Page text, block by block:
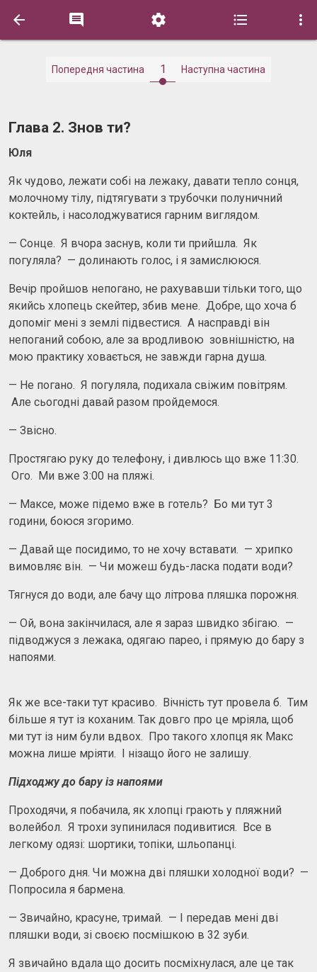
    
Попередня частина 1 Наступна частина
Глава 2. Знов ти?
Юля
Як чудово, лежати собі на лежаку, давати тепло сонця,
молочному тілу, підтягувати з трубочки полуничний
коктейль, і насолоджуватися гарним виглядом.
— Сонце. Я вчора заснув, коли ти прийшла. Як
погуляла? — долинають голос, і я замислююся.
Вечір пройшов непогано, не рахувавши тільки того, що
якийсь хлопець скейтер, збив мене. Добре, що хоча б
допоміг мені з землі підвестися. А насправді він
непоганий собою, але за вродливою зовнішністю, на
мою практику ховається, не завжди гарна душа.
— Не погано. Я погуляла, подихала свіжим повітрям.
Але сьогодні давай разом пройдемося.
— Звісно.
Простягаю руку до телефону, і дивлюсь що вже 11:30.
Ого. Ми вже 3:00 на пляжі.
— Максе, може підемо вже в готель? Бо ми тут 3
години, боюся згоримо.
— Давай ще посидимо, то не хочу вставати. — хрипко
вимовляє він. — Чи можеш будь-ласка подати води?
Тягнуся до води, але бачу що літрова пляшка порожня.
— Ой, вона закінчилася, але я зараз швидко збігаю. —
підводжуся з лежака, одягаю парео, і прямую до бару з
напоями.
Як же все-таки тут красиво. Вічність тут провела б. Тим
більше я тут із коханим. Так довго про це мріяла, щоб
ми тут із ним були вдвох. Про такого хлопця як Макс
можна лише мріяти. І нізащо його не залишу.
Підходжу до бару із напоями
Проходячи, я побачила, як хлопці грають у пляжний
волейбол. Я трохи зупинилася подивитися. Все в
легкому одязі: шортики, топіки, шльопанці.
— Доброго дня. Чи можна дві пляшки холодної води? —
Попросила я бармена.
— Звичайно, красуне, тримай. — І передав мені дві
пляшки води, зі своєю посмішкою в 32 зуби.
Я звичайно вдала що досить посміхнулася, але це так